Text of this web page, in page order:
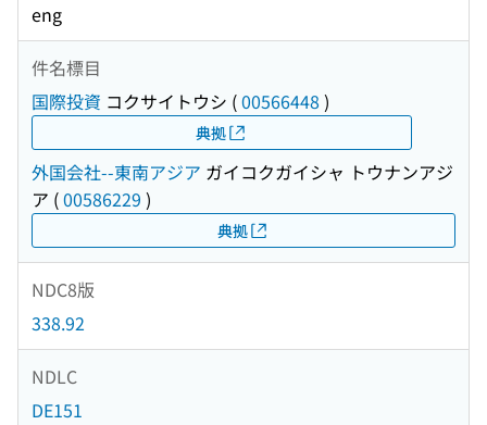
eng
件名標目
国際投資 コクサイトウシ (00566448 )
典拠
外国会社--東南アジア ガイコクガイシャ トウナンアジ
ア (00586229 )
典拠
NDC8版
338.92
NDLC
DE151